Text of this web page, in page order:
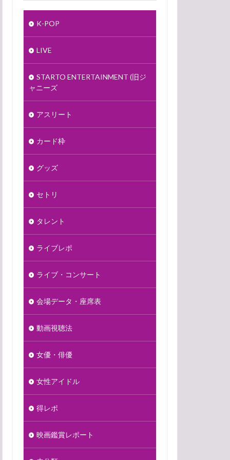
K-POP
LIVE
STARTO ENTERTAINMENT (旧ジ
ャニーズ
アスリート
カード枠
グッズ
セトリ
タレント
ライブレポ
ライブ・コンサート
会場データ・座席表
動画視聴法
女優・俳優
女性アイドル
得レポ
映画鑑賞レポート